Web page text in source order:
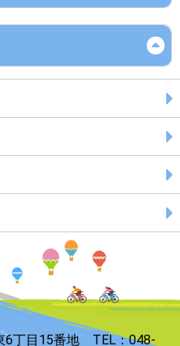
6丁目15番地 TEL：048-